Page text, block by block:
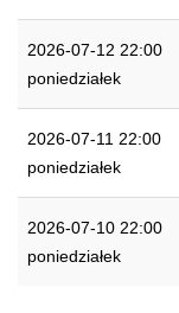
2026-07-12 22:00
poniedziałek
2026-07-11 22:00
poniedziałek
2026-07-10 22:00
poniedziałek